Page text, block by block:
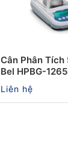
Cân Phân Tích
Bel HPBG-
Liên hệ